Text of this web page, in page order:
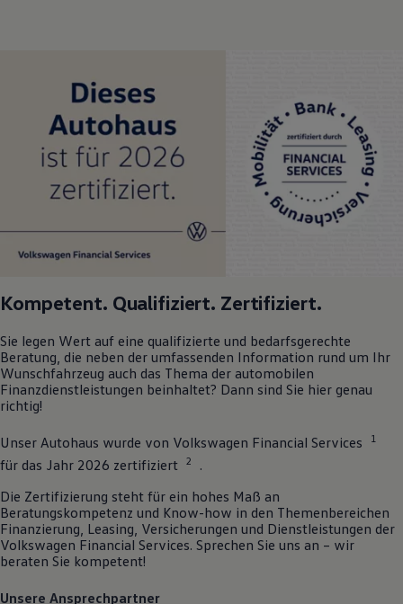
Kompetent. Qualifiziert. Zertifiziert.
Sie legen Wert auf eine qualifizierte und bedarfsgerechte
Beratung, die neben der umfassenden Information rund um Ihr
Wunschfahrzeug auch das Thema der automobilen
Finanzdienstleistungen beinhaltet? Dann sind Sie hier genau
richtig!
Unser Autohaus wurde von Volkswagen Financial Services 1
für das Jahr 2026 zertifiziert 2
.
Die Zertifizierung steht für ein hohes Maß an
Beratungskompetenz und Know-how in den Themenbereichen
Finanzierung, Leasing, Versicherungen und Dienstleistungen der
Volkswagen Financial Services. Sprechen Sie uns an – wir
beraten Sie kompetent!
Unsere Ansprechpartner